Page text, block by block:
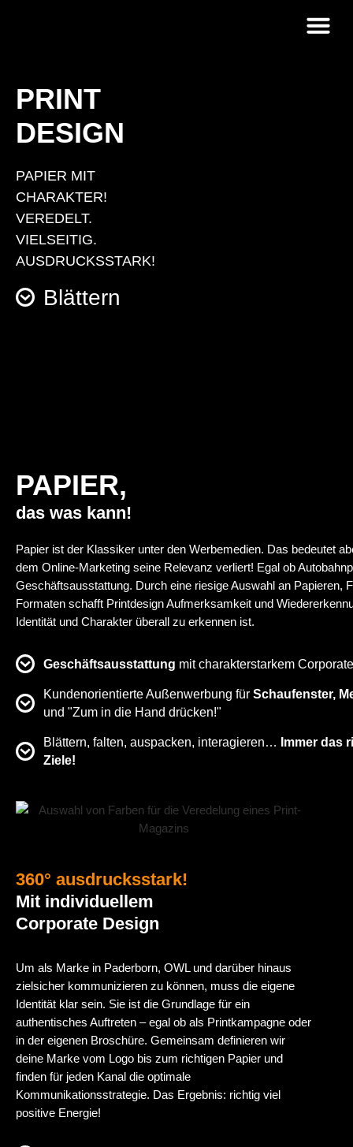
PRINT
DESIGN
PAPIER MIT
CHARAKTER!
VEREDELT.
VIELSEITIG.
AUSDRUCKSSTARK!
Blättern
PAPIER,
das was kann!
Papier ist der Klassiker unter den Werbemedien. Das bedeutet
dem Online-Marketing seine Relevanz verliert! Egal ob
Geschäftsausstattung. Durch eine riesige Auswahl an Papieren,
Formaten schafft Printdesign Aufmerksamkeit und
Identität und Charakter überall zu erkennen ist.
Geschäftsausstattung mit charakterstarkem
Kundenorientierte Außenwerbung für Schaufenster,
und "Zum in die Hand drücken!"
Blättern, falten, auspacken, interagieren…
Immer das
Ziele!
360° ausdrucksstark!
Mit individuellem
Corporate Design
Um als Marke in Paderborn, OWL und darüber hinaus
zielsicher kommunizieren zu können, muss die eigene
Identität klar sein. Sie ist die Grundlage für ein
authentisches Auftreten – egal ob als Printkampagne oder
in der eigenen Broschüre. Gemeinsam definieren wir
deine Marke vom Logo bis zum richtigen Papier und
finden für jeden Kanal die optimale
Kommunikationsstrategie. Das Ergebnis: richtig viel
positive Energie!